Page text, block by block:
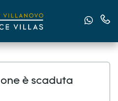
Inviaci
è scaduta